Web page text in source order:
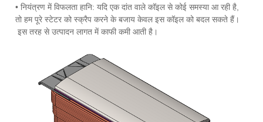
• नियंत्रण में विफलता हानि: यदि एक दांत वाले कॉइल से कोई समस्या आ रही है,
तो हम पूरे स्टेटर को स्क्रैप करने के बजाय केवल इस कॉइल को बदल सकते हैं।
इस तरह से उत्पादन लागत में काफी कमी आती है।